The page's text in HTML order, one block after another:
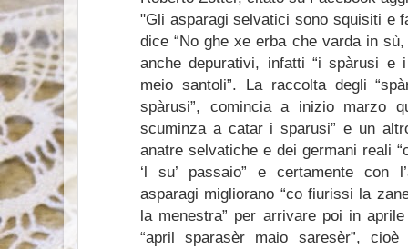
"Gli asparagi selvatici sono squisiti e
dice “No ghe xe erba che varda in
anche depurativi, infatti “i spàrusi
meio santoli”. La raccolta degli
spàrusi”, comincia a inizio marzo
scuminza a catar i sparusi” e un
anatre selvatiche e dei germani reali
‘l su’ passaio” e certamente con
asparagi migliorano “co fiurissi la
la menestra” per arrivare poi in
“april sparasèr maio saresèr”,